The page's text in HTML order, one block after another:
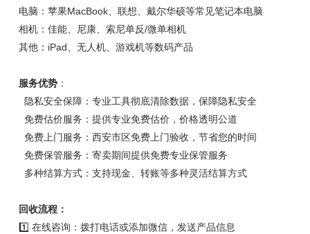
电脑：苹果MacBook、联想、戴尔华硕等常见笔记本电脑
相机：佳能、尼康、索尼单反/微单相机
其他：iPad、无人机、游戏机等数码产品
服务优势 ：
隐私安全保障：专业工具彻底清除数据，保障隐私安全
免费估价服务：提供专业免费估价，价格透明公道
免费上门服务：西安市区免费上门验收，节省您的时间
免费保管服务：寄卖期间提供免费专业保管服务
多种结算方式：支持现金、转账等多种灵活结算方式
回收流程：
1️⃣ 在线咨询：拨打电话或添加微信，发送产品信息